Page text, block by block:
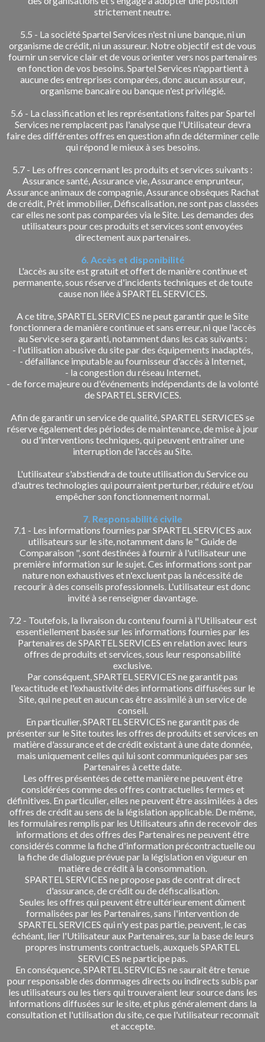
strictement neutre.
5.5 - La société Spartel Services n'est ni une banque, ni un
organisme de crédit, ni un assureur. Notre objectif est de vous
fournir un service clair et de vous orienter vers nos partenaires
en fonction de vos besoins. Spartel Services n'appartient à
aucune des entreprises comparées, donc aucun assureur,
organisme bancaire ou banque n'est privilégié.
5.6 - La classification et les représentations faites par Spartel
Services ne remplacent pas l'analyse que l'Utilisateur devra
faire des différentes offres en question afin de déterminer celle
qui répond le mieux à ses besoins.
5.7 - Les offres concernant les produits et services suivants :
Assurance santé, Assurance vie, Assurance emprunteur,
Assurance animaux de compagnie, Assurance obsèques Rachat
de crédit, Prêt immobilier, Défiscalisation, ne sont pas classées
car elles ne sont pas comparées via le Site. Les demandes des
utilisateurs pour ces produits et services sont envoyées
directement aux partenaires.
6. Accès et disponibilité
L'accès au site est gratuit et offert de manière continue et
permanente, sous réserve d'incidents techniques et de toute
cause non liée à SPARTEL SERVICES.
A ce titre, SPARTEL SERVICES ne peut garantir que le Site
fonctionnera de manière continue et sans erreur, ni que l'accès
au Service sera garanti, notamment dans les cas suivants :
- l'utilisation abusive du site par des équipements inadaptés,
- défaillance imputable au fournisseur d'accès à Internet,
- la congestion du réseau Internet,
- de force majeure ou d'événements indépendants de la volonté
de SPARTEL SERVICES.
Afin de garantir un service de qualité, SPARTEL SERVICES se
réserve également des périodes de maintenance, de mise à jour
ou d'interventions techniques, qui peuvent entraîner une
interruption de l'accès au Site.
L'utilisateur s'abstiendra de toute utilisation du Service ou
d'autres technologies qui pourraient perturber, réduire et/ou
empêcher son fonctionnement normal.
7. Responsabilité civile
7.1 - Les informations fournies par SPARTEL SERVICES aux
utilisateurs sur le site, notamment dans le " Guide de
Comparaison ", sont destinées à fournir à l'utilisateur une
première information sur le sujet. Ces informations sont par
nature non exhaustives et n'excluent pas la nécessité de
recourir à des conseils professionnels. L'utilisateur est donc
invité à se renseigner davantage.
7.2 - Toutefois, la livraison du contenu fourni à l'Utilisateur est
essentiellement basée sur les informations fournies par les
Partenaires de SPARTEL SERVICES en relation avec leurs
offres de produits et services, sous leur responsabilité
exclusive.
Par conséquent, SPARTEL SERVICES ne garantit pas
l'exactitude et l'exhaustivité des informations diffusées sur le
Site, qui ne peut en aucun cas être assimilé à un service de
conseil.
En particulier, SPARTEL SERVICES ne garantit pas de
présenter sur le Site toutes les offres de produits et services en
matière d'assurance et de crédit existant à une date donnée,
mais uniquement celles qui lui sont communiquées par ses
Partenaires à cette date.
Les offres présentées de cette manière ne peuvent être
considérées comme des offres contractuelles fermes et
définitives. En particulier, elles ne peuvent être assimilées à des
offres de crédit au sens de la législation applicable. De même,
les formulaires remplis par les Utilisateurs afin de recevoir des
informations et des offres des Partenaires ne peuvent être
considérés comme la fiche d'information précontractuelle ou
la fiche de dialogue prévue par la législation en vigueur en
matière de crédit à la consommation.
SPARTEL SERVICES ne propose pas de contrat direct
d'assurance, de crédit ou de défiscalisation.
Seules les offres qui peuvent être ultérieurement dûment
formalisées par les Partenaires, sans l'intervention de
SPARTEL SERVICES qui n'y est pas partie, peuvent, le cas
échéant, lier l'Utilisateur aux Partenaires, sur la base de leurs
propres instruments contractuels, auxquels SPARTEL
SERVICES ne participe pas.
En conséquence, SPARTEL SERVICES ne saurait être tenue
pour responsable des dommages directs ou indirects subis par
les utilisateurs ou les tiers qui trouveraient leur source dans les
informations diffusées sur le site, et plus généralement dans la
consultation et l'utilisation du site, ce que l'utilisateur reconnaît
et accepte.